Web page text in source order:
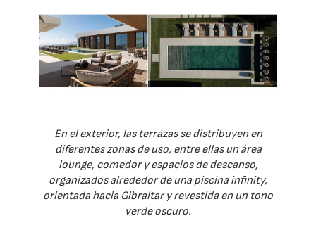
En el exterior, las terrazas se distribuyen en
diferentes zonas de uso, entre ellas un área
lounge, comedor y espacios de descanso,
organizados alrededor de una piscina infinity,
orientada hacia Gibraltar y revestida en un tono
verde oscuro.